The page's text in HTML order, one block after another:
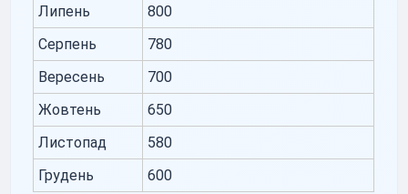
Липень
800
Серпень
780
Вересень
700
Жовтень
650
Листопад
580
Грудень
600